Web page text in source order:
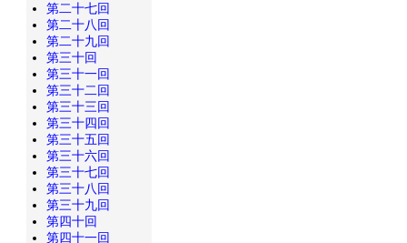
第二十七回
第二十八回
第二十九回
第三十回
第三十一回
第三十二回
第三十三回
第三十四回
第三十五回
第三十六回
第三十七回
第三十八回
第三十九回
第四十回
第四十一回